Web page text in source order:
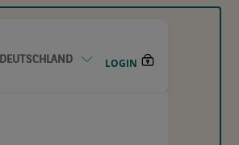
DEUTSCHLAND LOGIN